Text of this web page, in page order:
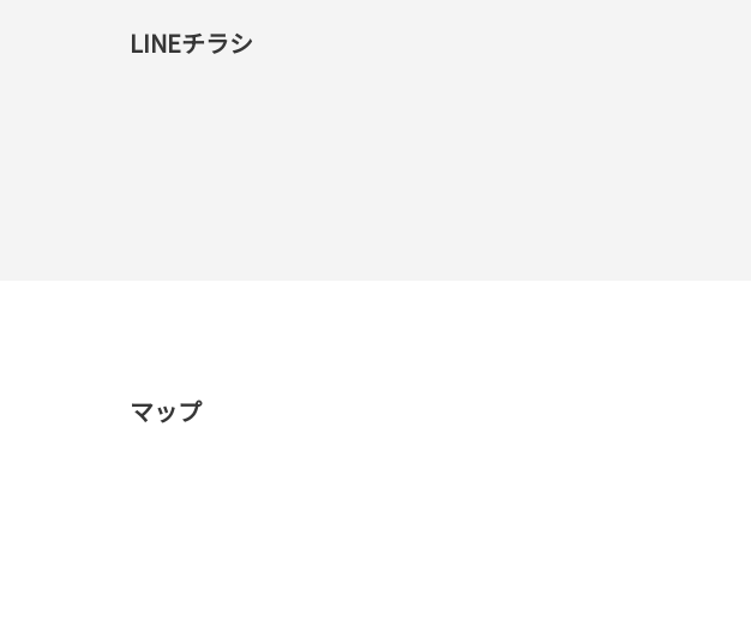
LINEチラシ
マップ